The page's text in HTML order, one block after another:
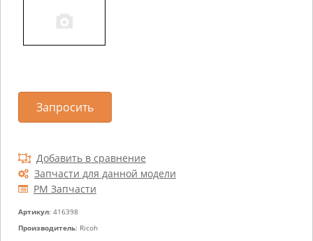
Добавить в сравнение
Запчасти для данной модели
РМ Запчасти
Артикул: 416398
Производитель: Ricoh
Запросить